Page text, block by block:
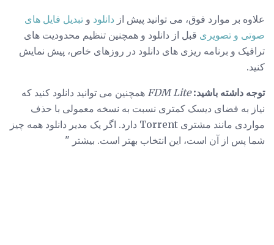
علاوه بر موارد فوق، می توانید پیش از دانلود و تبدیل فایل های
صوتی و تصویری قبل از دانلود و همچنین تنظیم محدودیت های
ترافیک و برنامه ریزی های دانلود در روزهای خاص، پیش نمایش
کنید.
توجه داشته باشید: FDM Lite همچنین می توانید دانلود کنید که
نیاز به فضای دیسک کمتری نسبت به نسخه معمولی با حذف
مواردی مانند مشتری Torrent دارد. اگر یک مدیر دانلود همه چیز
شما پس از آن است، این انتخاب بهتر است. بیشتر "